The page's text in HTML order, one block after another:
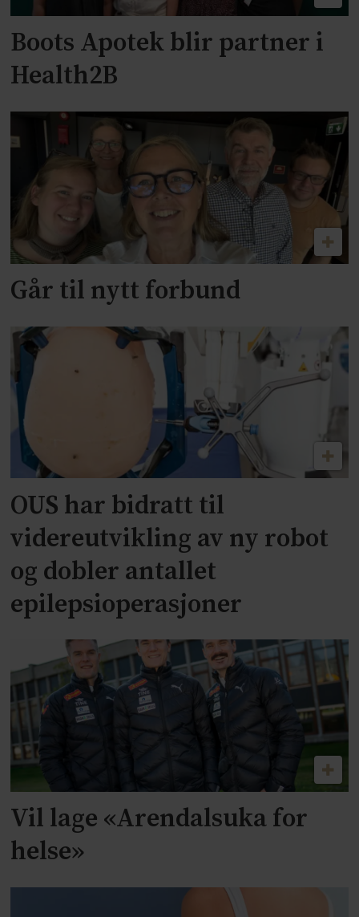
Boots Apotek blir partner i
Health2B
Går til nytt forbund
OUS har bidratt til
videreutvikling av ny robot
og dobler antallet
epilepsioperasjoner
Vil lage «Arendalsuka for
helse»